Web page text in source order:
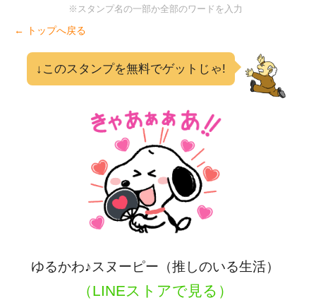
※スタンプ名の一部か全部のワードを入力
← トップへ戻る
↓このスタンプを無料でゲットじゃ!
ゆるかわ♪スヌーピー（推しのいる生活）
（LINEストアで見る）